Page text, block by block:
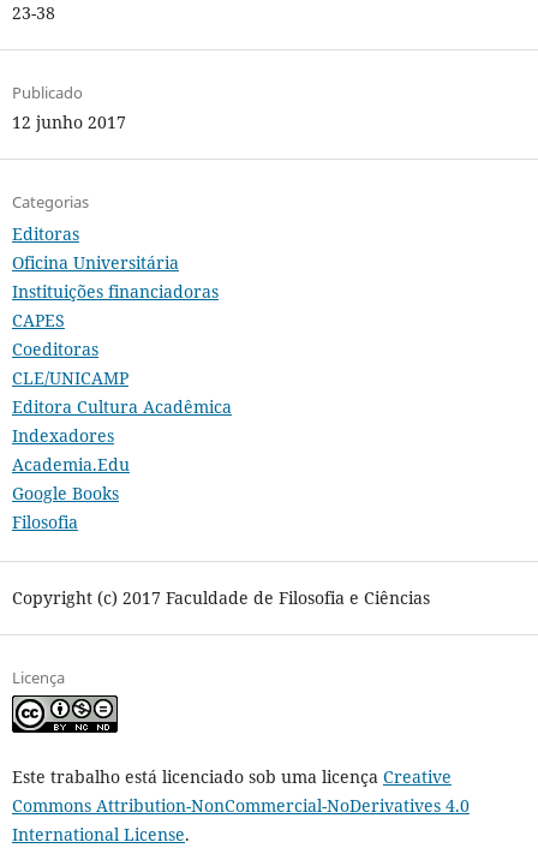
23-38
Publicado
12 junho 2017
Categorias
Editoras
Oficina Universitária
Instituições financiadoras
CAPES
Coeditoras
CLE/UNICAMP
Editora Cultura Acadêmica
Indexadores
Academia.Edu
Google Books
Filosofia
Copyright (c) 2017 Faculdade de Filosofia e Ciências
Licença
Este trabalho está licenciado sob uma licença Creative
Commons Attribution-NonCommercial-NoDerivatives 4.0
International License.